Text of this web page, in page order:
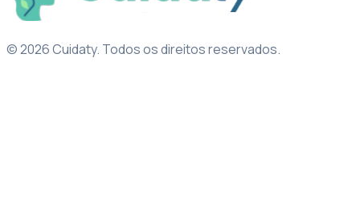
© 2026 Cuidaty. Todos os direitos reservados.